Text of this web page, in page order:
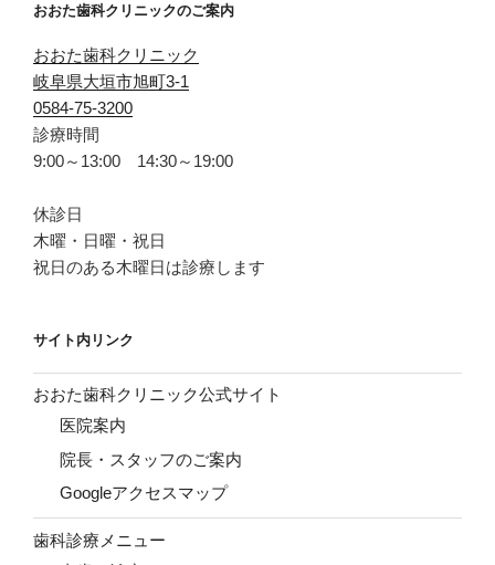
おおた歯科クリニックのご案内
おおた歯科クリニック
岐阜県大垣市旭町3-1
0584-75-3200
診療時間
9:00～13:00 14:30～19:00
休診日
木曜・日曜・祝日
祝日のある木曜日は診療します
サイト内リンク
おおた歯科クリニック公式サイト
医院案内
院長・スタッフのご案内
Googleアクセスマップ
歯科診療メニュー